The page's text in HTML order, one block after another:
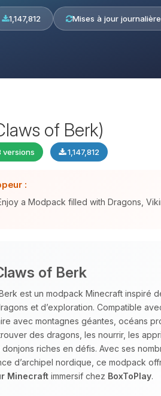
1,147,812 Mises à jour
of Berk)
1,147,812
:
a Modpack filled with Dragons,
of Berk
est un modpack Minecraft inspiré
et d’exploration. Compatible
avec montagnes géantes, océans
des dragons, les nourrir, les
riches en défis. Avec ses
d’archipel nordique, ce modpack
Minecraft immersif chez BoxToPlay.